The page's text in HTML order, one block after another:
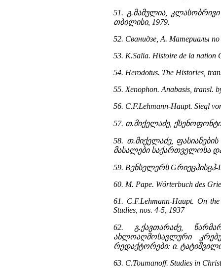
51. გ.მამულია,
თბილისი, 1979.
52. Сванидзе, А. Материалы по
53. K.Salia. Histoire de la nation
54. Herodotus. The Histories,
55. Xenophon. Anabasis, transl.
56. C.F.Lehmann-Haupt. Siegl
57. თ.მიქელაძე,
58. თ.მიქელაძე,
მასალები საქართველოსა და
59. Bენსელერს Gრიეცჰისცჰ-
60. M. Pape. Wörterbuch des
61. C.F.Lehmann-Haupt. On
Studies, nos. 4-5, 1937
62. გ.ქავთარაძე,
ახლოაღმოსავლური
რედაქტორები: ი.
63. C.Toumanoff. Studies in